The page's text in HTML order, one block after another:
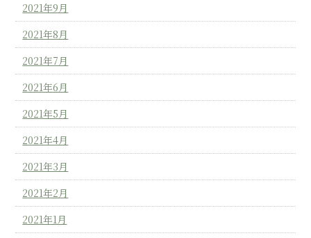
2021年9月
2021年8月
2021年7月
2021年6月
2021年5月
2021年4月
2021年3月
2021年2月
2021年1月